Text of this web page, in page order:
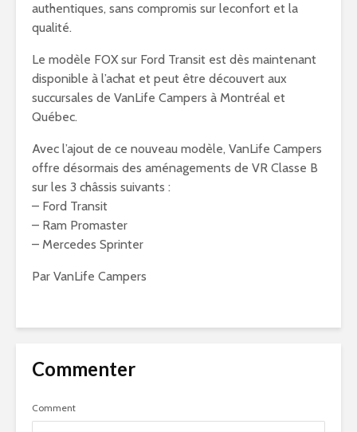
authentiques, sans compromis sur leconfort et la
qualité.
Le modèle FOX sur Ford Transit est dès maintenant
disponible à l’achat et peut être découvert aux
succursales de VanLife Campers à Montréal et
Québec.
Avec l’ajout de ce nouveau modèle, VanLife Campers
offre désormais des aménagements de VR Classe B
sur les 3 châssis suivants :
– Ford Transit
– Ram Promaster
– Mercedes Sprinter
Par VanLife Campers
Commenter
Comment